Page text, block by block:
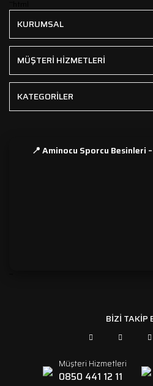
KURUMSAL
MÜŞTERİ HİZMETLERİ
KATEGORİLER
📍 Aminocu Sporcu Besinleri
BİZİ TAKİP
Müşteri Hizmetleri
0850 441 12 11